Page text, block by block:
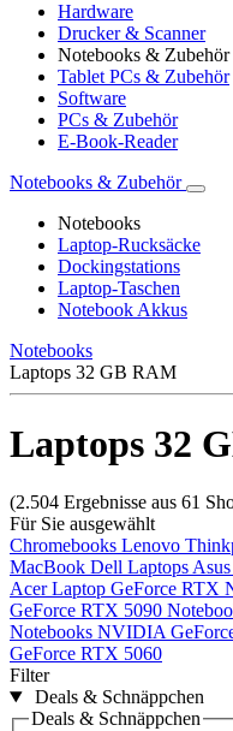
Hardware
Drucker & Scanner
Notebooks & Zubehör
Tablet PCs & Zubehör
Software
PCs & Zubehör
E-Book-Reader
Notebooks & Zubehör
Notebooks
Laptop-Rucksäcke
Dockingstations
Laptop-Taschen
Notebook Akkus
Notebooks
Laptops 32 GB RAM
Laptops 32
(2.504 Ergebnisse aus 61
Für Sie ausgewählt
Chromebooks Lenovo
MacBook Dell Laptops
Acer Laptop GeForce RTX
GeForce RTX 5090
Notebooks NVIDIA
GeForce RTX 5060
Filter
Deals & Schnäppchen
Deals & Schnäppchen